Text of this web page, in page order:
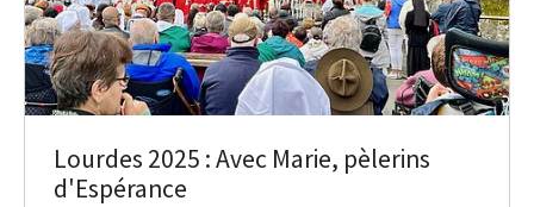
Lourdes 2025 : Avec Marie, pèlerins
d'Espérance